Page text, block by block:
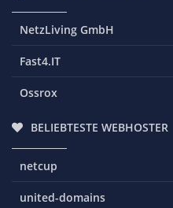
NetzLiving GmbH
Fast4.IT
Ossrox
BELIEBTESTE WEBHOSTER
netcup
united-domains